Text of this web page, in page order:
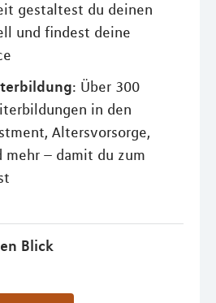
gestaltest du deinen
und findest deine
: Über 300
in den
Altersvorsorge,
mehr – damit du zum
Blick